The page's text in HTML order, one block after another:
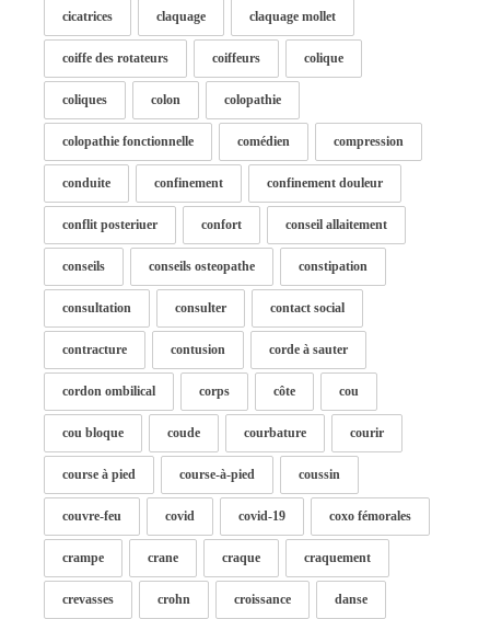
cicatrices claquage claquage mollet
coiffe des rotateurs coiffeurs colique
coliques colon colopathie
colopathie fonctionnelle comédien compression
conduite confinement confinement douleur
conflit posteriuer confort conseil allaitement
conseils conseils osteopathe constipation
consultation consulter contact social
contracture contusion corde à sauter
cordon ombilical corps côte cou
cou bloque coude courbature courir
course à pied course-à-pied coussin
couvre-feu covid covid-19 coxo fémorales
crampe crane craque craquement
crevasses crohn croissance danse